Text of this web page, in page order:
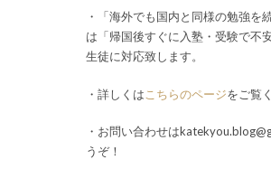
・「海外でも国内と同様の勉強を
は「帰国後すぐに入塾・受験で不
生徒に対応致します。
・詳しくは こちらのページをご覧
・お問い合わせは
うぞ！